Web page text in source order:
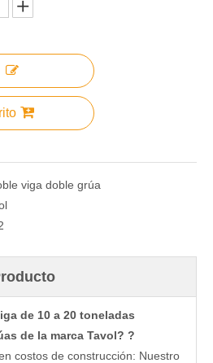
viga doble grúa
de 10 a 20 toneladas
de la marca Tavol? ?
costos de construcción: Nuestro